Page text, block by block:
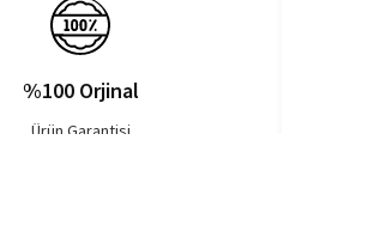
%100 Orjinal
Ürün Garantisi